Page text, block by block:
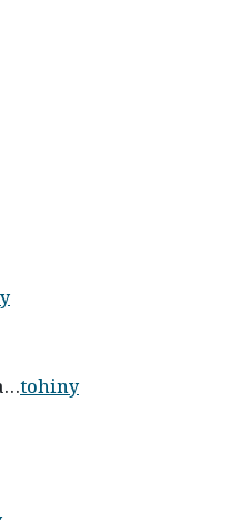
tohiny